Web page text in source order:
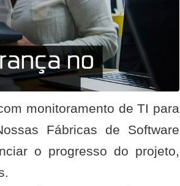
monitoramento de TI para
Fábricas de Software
o progresso do projeto,